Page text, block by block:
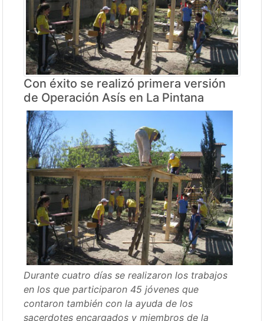
Con éxito se realizó primera versión
de Operación Asís en La Pintana
Durante cuatro días se realizaron los trabajos
en los que participaron 45 jóvenes que
contaron también con la ayuda de los
sacerdotes encargados y miembros de la